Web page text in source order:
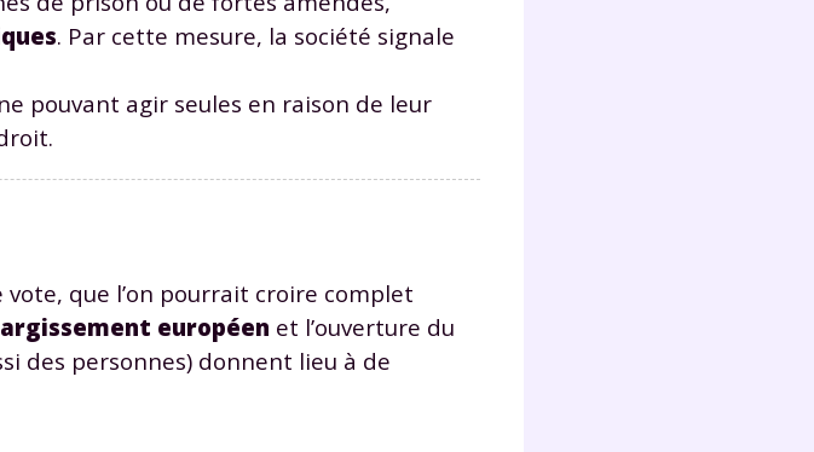
. Par cette mesure, la société signale
pouvant agir seules en raison de leur
que l’on pourrait croire complet
européen et l’ouverture du
des personnes) donnent lieu à de